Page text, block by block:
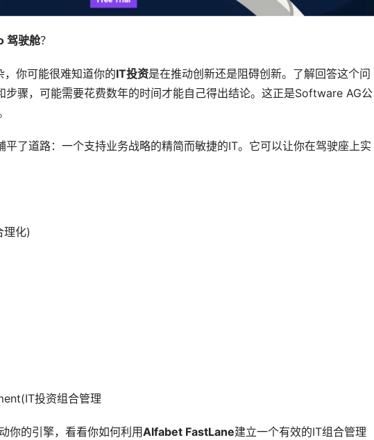
驾驶舱？
，你可能很难知道你的IT投资是在推动创新还是阻碍创新。了解回答这个问
步骤，可能需要花费数年的时间才能自己得出结论。这正是Software AG公
了道路：一个支持业务战略的精简而敏捷的IT。它可以让你在驾驶座上实
化)
投资组合管理
你的引擎，看看你如何利用Alfabet FastLane建立一个有效的IT组合管理